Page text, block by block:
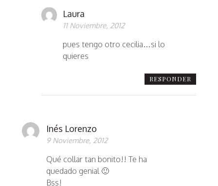
Laura
11 Noviembre, 2012
pues tengo otro cecilia…si lo
quieres
RESPONDER
Inés Lorenzo
9 Noviembre, 2012
Qué collar tan bonito!! Te ha
quedado genial 🙂
Bss!